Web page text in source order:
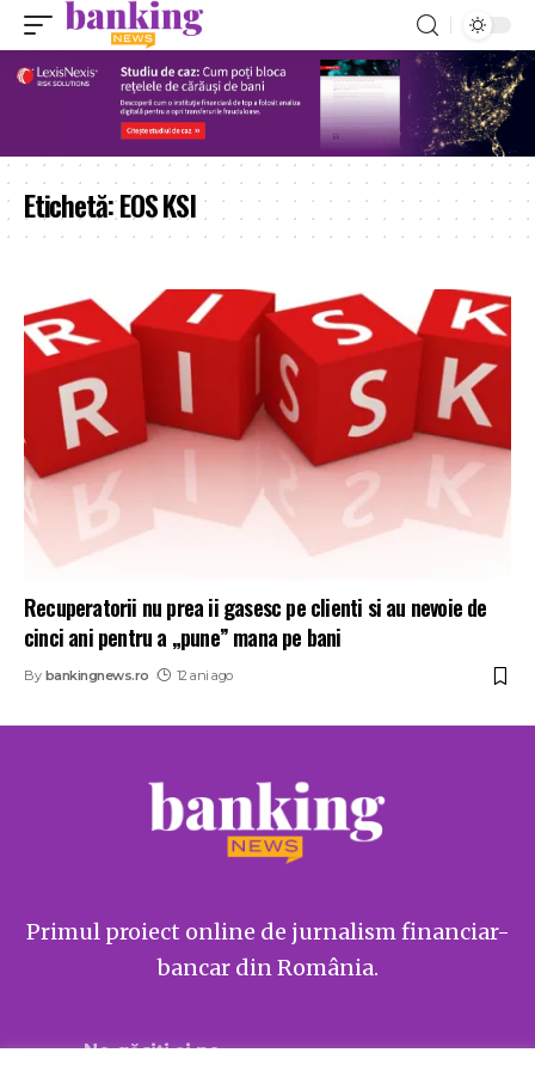
Etichetă:EOS KSI
Recuperatorii nu prea ii gasesc pe clienti si au nevoie de
cinci ani pentru a „pune” mana pe bani
By bankingnews.ro 12 ani ago
Primul proiect online de jurnalism financiar-
bancar din România.
Ne găsiți și pe